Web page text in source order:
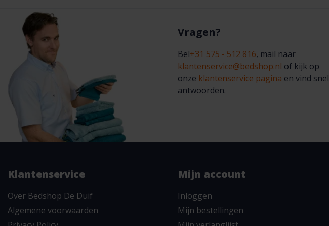
Vragen?
Bel+31 575 - 512 816, mail naar
klantenservice@bedshop.nl of kijk op
onze klantenservice pagina en vind snel
antwoorden.
Klantenservice
Over Bedshop De Duif
Algemene voorwaarden
Mijn account
Inloggen
Mijn bestellingen